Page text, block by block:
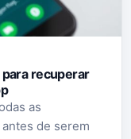
para recuperar
as
de serem